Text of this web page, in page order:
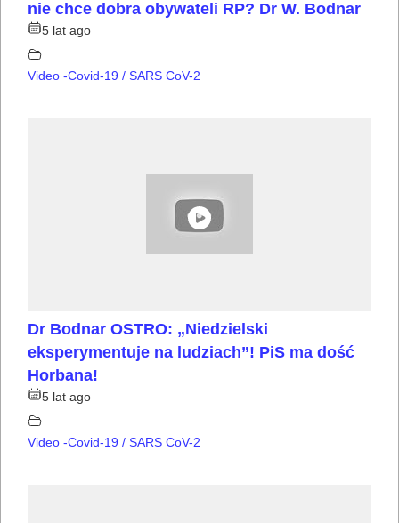
nie chce dobra obywateli RP? Dr W. Bodnar
5 lat ago
Video -Covid-19 / SARS CoV-2
Dr Bodnar OSTRO: „Niedzielski
eksperymentuje na ludziach”! PiS ma dość
Horbana!
5 lat ago
Video -Covid-19 / SARS CoV-2